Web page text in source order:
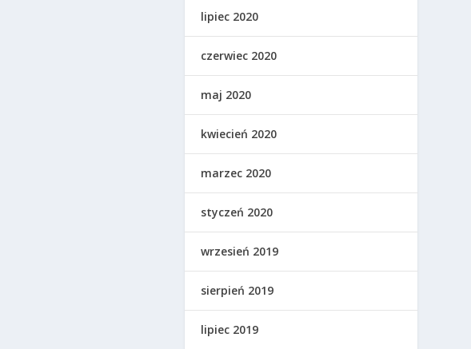
lipiec 2020
czerwiec 2020
maj 2020
kwiecień 2020
marzec 2020
styczeń 2020
wrzesień 2019
sierpień 2019
lipiec 2019